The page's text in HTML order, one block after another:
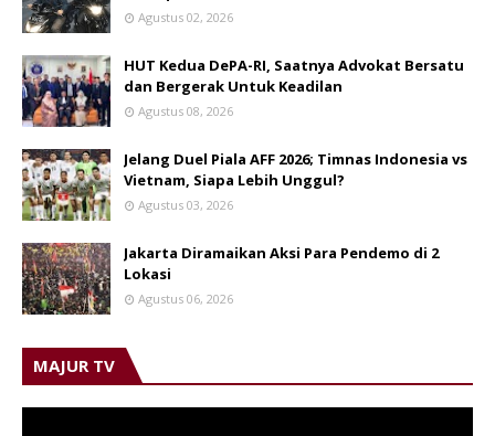
Agustus 02, 2026
HUT Kedua DePA-RI, Saatnya Advokat Bersatu
dan Bergerak Untuk Keadilan
Agustus 08, 2026
Jelang Duel Piala AFF 2026; Timnas Indonesia vs
Vietnam, Siapa Lebih Unggul?
Agustus 03, 2026
Jakarta Diramaikan Aksi Para Pendemo di 2
Lokasi
Agustus 06, 2026
MAJUR TV